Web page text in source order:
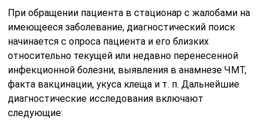
При обращении пациента в стационар с жалобами на
имеющееся заболевание, диагностический поиск
начинается с опроса пациента и его близких
относительно текущей или недавно перенесенной
инфекционной болезни, выявления в анамнезе ЧМТ,
факта вакцинации, укуса клеща и т. п. Дальнейшие
диагностические исследования включают
следующие: